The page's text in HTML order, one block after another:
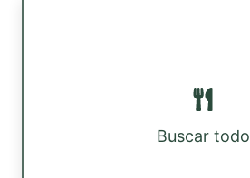
Buscar todo